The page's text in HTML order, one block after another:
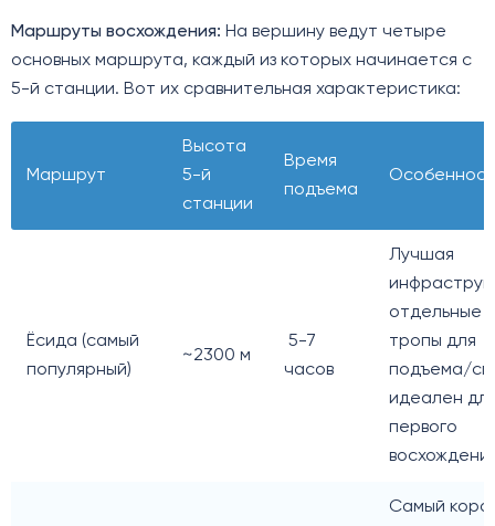
Маршруты восхождения: На вершину ведут четыре
основных маршрута, каждый из которых начинается с
5-й станции. Вот их сравнительная характеристика:
Маршрут
Высота
5-й
станции
Время
подъема
Ёсида (самый
популярный)
~2300 м
5-7
часов
Лучшая
отдельные
тропы для
подъема/
идеален
первого
Самый